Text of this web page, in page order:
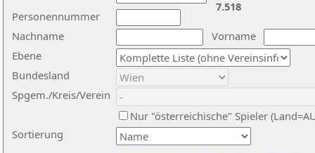
Nachname
Vorname
Ebene
Sortierung
Personennummer
Bundesland
Spgem./Kreis/Verein
Nur "österreichische" Spieler
7.518